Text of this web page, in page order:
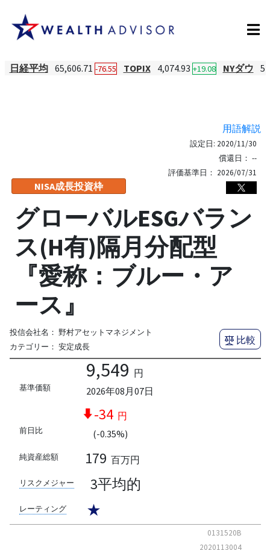
日経平均 65,606.71 -76.55 TOPIX 4,074.93 +19.08 NYダウ
用語解説
NISA成長投資枠
設定日: 2020/11/30
償還日： --
評価基準日： 2026/07/31
グローバルESGバラン
ス(H有)隔月分配型
『愛称：ブルー・ア
ース』
投信会社名： 野村アセットマネジメント
カテゴリー： 安定成長
比較
基準価額
9,549 円
2026年08月07日
前日比
-34 円
(-0.35%)
純資産総額 179 百万円
リスクメジャー 3平均的
レーティング ★
0131520B
2020113004